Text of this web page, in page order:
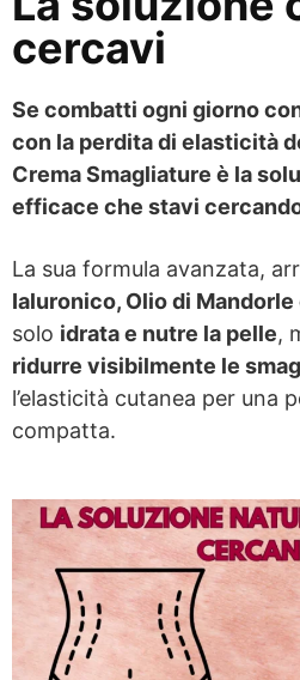
cercavi
Se combatti ogni giorno
con la perdita di elasticità
Crema Smagliature è la
efficace che stavi
La sua formula avanzata,
Ialuronico, Olio di
solo idrata e nutre la pelle,
ridurre visibilmente le
l’elasticità cutanea per una
compatta.